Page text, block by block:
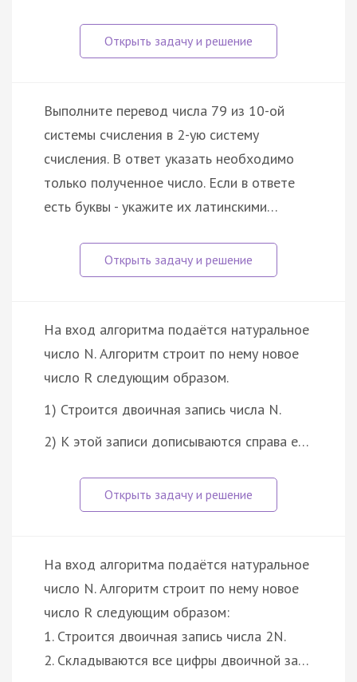
Выполните перевод числа 79 из 10-ой
системы счисления в 2-ую систему
счисления. В ответ указать необходимо
только полученное число. Если в ответе
есть буквы - укажите их латинскими…
На вход алгоритма подаётся натуральное
число N. Алгоритм строит по нему новое
число R следующим образом.
1) Строится двоичная запись числа N.
2) К этой записи дописываются справа е…
На вход алгоритма подаётся натуральное
число N. Алгоритм строит по нему новое
число R следующим образом:
1. Строится двоичная запись числа 2N.
2. Складываются все цифры двоичной за…